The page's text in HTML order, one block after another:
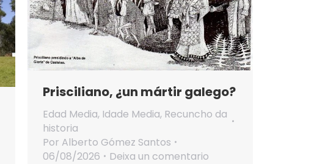
Prisciliano, ¿un mártir galego?
Edad Media, Idade Media, Recuncho da
historia
Por Alberto Gómez Santos
06/08/2026
Deixa un comentario